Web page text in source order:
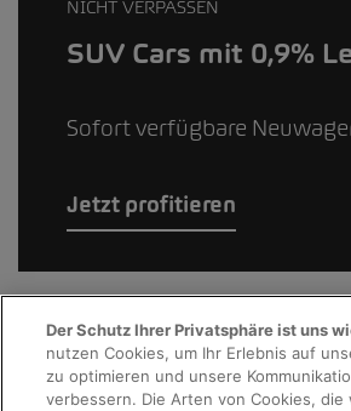
NICHT VERPASSEN
SUV Cars mit 0,9%
Sofort verfügbare
Jetzt profitieren
Der Schutz Ihrer Privatsphäre ist uns
nutzen Cookies, um Ihr Erlebnis auf
zu optimieren und unsere
verbessern. Die Arten von Cookies, die